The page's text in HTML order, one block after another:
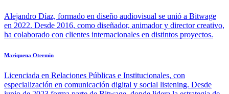
Alejandro Díaz, formado en diseño audiovisual se unió a Bitwage
en 2022. Desde 2016, como diseñador, animador y director creativo,
ha colaborado con clientes internacionales en distintos proyectos.
Mariquena Otermin
Licenciada en Relaciones Públicas e Institucionales, con
especialización en comunicación digital y social listening. Desde